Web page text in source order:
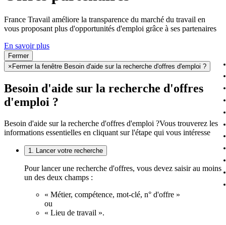
France Travail améliore la transparence du marché du travail en
vous proposant plus d'opportunités d'emploi grâce à ses partenaires
En savoir plus
Fermer
× Fermer la fenêtre Besoin d'aide sur la recherche d'offres d'emploi ?
Besoin d'aide sur la recherche d'offres
d'emploi ?
Besoin d'aide sur la recherche d'offres d'emploi ?Vous trouverez les
informations essentielles en cliquant sur l'étape qui vous intéresse
1. Lancer votre recherche
Pour lancer une recherche d'offres, vous devez saisir au moins
un des deux champs :
« Métier, compétence, mot-clé, n° d'offre »
ou
« Lieu de travail ».